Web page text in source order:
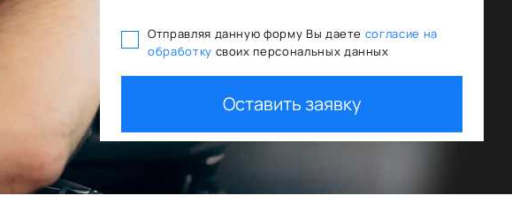
Отправляя данную форму Вы даете согласие на
обработку своих персональных данных
Оставить заявку